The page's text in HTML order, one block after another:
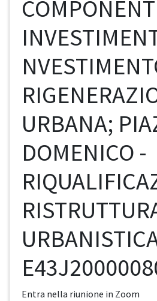
URBANA;
DOMENICO -
Entra nella riunione in Zoom